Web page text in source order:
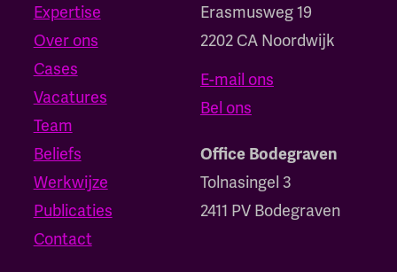
Expertise
Over ons
Cases
Vacatures
Team
Beliefs
Werkwijze
Publicaties
Contact
Erasmusweg 19
2202 CA Noordwijk
E-mail ons
Bel ons
Office Bodegraven
Tolnasingel 3
2411 PV Bodegraven